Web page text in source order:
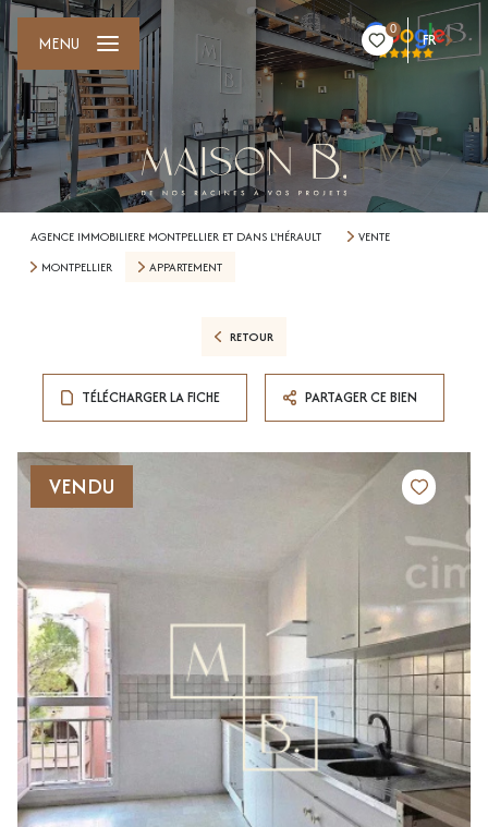
0
FR
MENU
AGENCE IMMOBILIERE MONTPELLIER ET DANS L'HÉRAULT
VENTE
MONTPELLIER
APPARTEMENT
RETOUR
TÉLÉCHARGER LA FICHE PARTAGER CE BIEN
VENDU